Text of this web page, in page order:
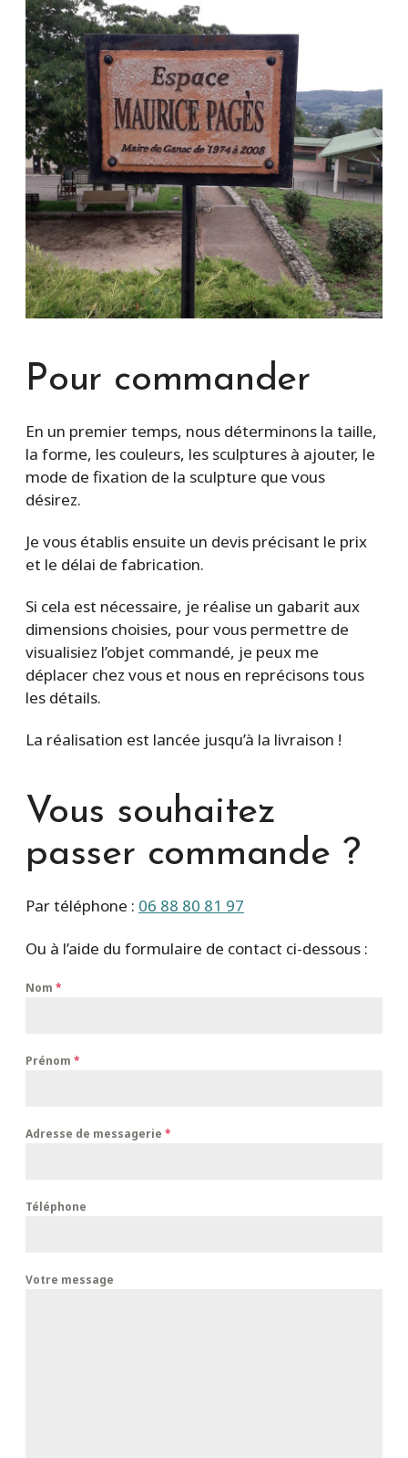
Pour commander
En un premier temps, nous déterminons la taille,
la forme, les couleurs, les sculptures à ajouter, le
mode de fixation de la sculpture que vous
désirez.
Je vous établis ensuite un devis précisant le prix
et le délai de fabrication.
Si cela est nécessaire, je réalise un gabarit aux
dimensions choisies, pour vous permettre de
visualisiez l’objet commandé, je peux me
déplacer chez vous et nous en reprécisons tous
les détails.
La réalisation est lancée jusqu’à la livraison !
Vous souhaitez
passer commande ?
Par téléphone : 06 88 80 81 97
Ou à l’aide du formulaire de contact ci-dessous :
Nom *
Prénom *
Adresse de messagerie *
Téléphone
Votre message